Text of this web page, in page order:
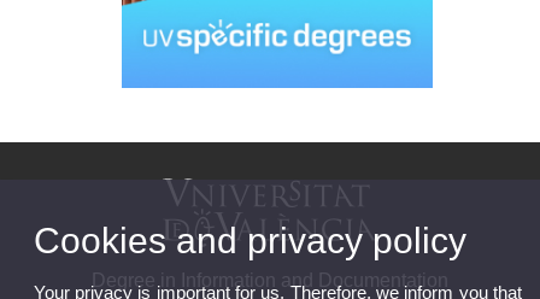
Degree in Information and Documentation
Cookies and privacy policy
Your privacy is important for us. Therefore, we inform you that